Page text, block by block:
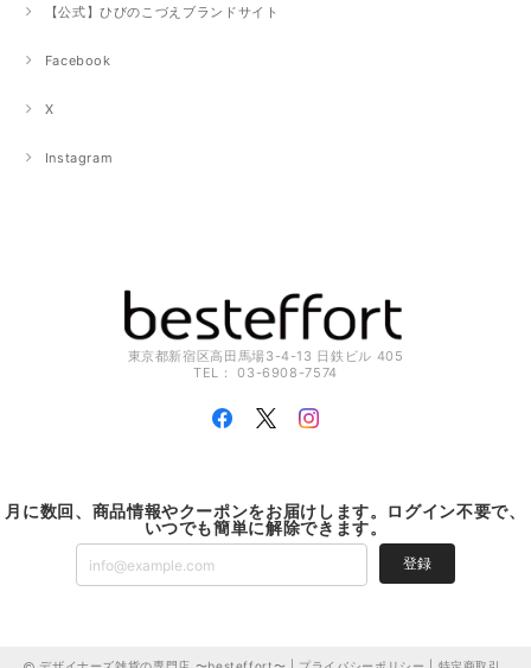
【公式】ひびのこづえブランドサイト
Facebook
X
Instagram
東京都新宿区高田馬場3-4-13 日鉄ビル 405
TEL： 03-6908-7574
月に数回、商品情報やクーポンをお届けします。ログイン不要で、
いつでも簡単に解除できます。
登録